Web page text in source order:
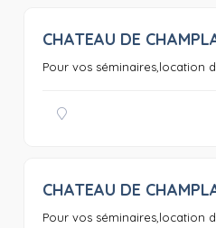
CHATEAU DE
Pour vos séminaires,location
CHATEAU DE
Pour vos séminaires,location